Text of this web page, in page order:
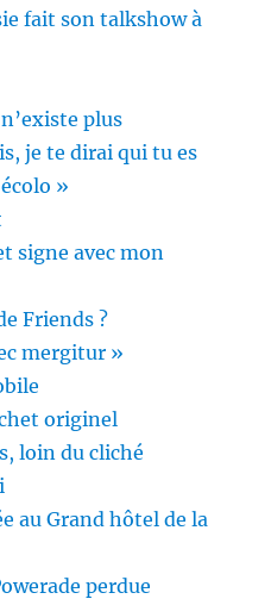
fait son talkshow à
plus
je te dirai qui tu es
»
signe avec mon
Friends ?
mergitur »
originel
loin du cliché
au Grand hôtel de la
perdue